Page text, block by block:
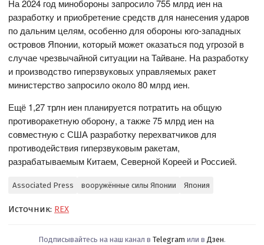
На 2024 год минобороны запросило 755 млрд иен на
разработку и приобретение средств для нанесения ударов
по дальним целям, особенно для обороны юго-западных
островов Японии, который может оказаться под угрозой в
случае чрезвычайной ситуации на Тайване. На разработку
и производство гиперзвуковых управляемых ракет
министерство запросило около 80 млрд иен.
Ещё 1,27 трлн иен планируется потратить на общую
противоракетную оборону, а также 75 млрд иен на
совместную с США разработку перехватчиков для
противодействия гиперзвуковым ракетам,
разрабатываемым Китаем, Северной Кореей и Россией.
Associated Press вооружённые силы Японии Япония
Источник: REX
Подписывайтесь на наш канал в Telegram или в Дзен.